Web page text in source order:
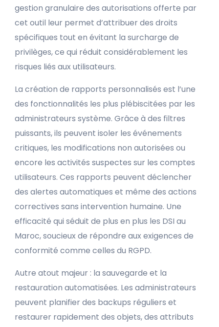
gestion granulaire des autorisations offerte par
cet outil leur permet d’attribuer des droits
spécifiques tout en évitant la surcharge de
privilèges, ce qui réduit considérablement les
risques liés aux utilisateurs.
La création de rapports personnalisés est l’une
des fonctionnalités les plus plébiscitées par les
administrateurs système. Grâce à des filtres
puissants, ils peuvent isoler les événements
critiques, les modifications non autorisées ou
encore les activités suspectes sur les comptes
utilisateurs. Ces rapports peuvent déclencher
des alertes automatiques et même des actions
correctives sans intervention humaine. Une
efficacité qui séduit de plus en plus les DSI au
Maroc, soucieux de répondre aux exigences de
conformité comme celles du RGPD.
Autre atout majeur : la sauvegarde et la
restauration automatisées. Les administrateurs
peuvent planifier des backups réguliers et
restaurer rapidement des objets, des attributs